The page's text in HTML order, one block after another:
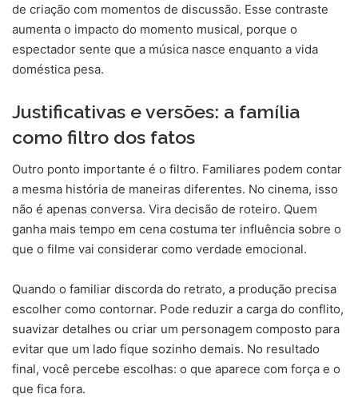
de criação com momentos de discussão. Esse contraste
aumenta o impacto do momento musical, porque o
espectador sente que a música nasce enquanto a vida
doméstica pesa.
Justificativas e versões: a família
como filtro dos fatos
Outro ponto importante é o filtro. Familiares podem contar
a mesma história de maneiras diferentes. No cinema, isso
não é apenas conversa. Vira decisão de roteiro. Quem
ganha mais tempo em cena costuma ter influência sobre o
que o filme vai considerar como verdade emocional.
Quando o familiar discorda do retrato, a produção precisa
escolher como contornar. Pode reduzir a carga do conflito,
suavizar detalhes ou criar um personagem composto para
evitar que um lado fique sozinho demais. No resultado
final, você percebe escolhas: o que aparece com força e o
que fica fora.